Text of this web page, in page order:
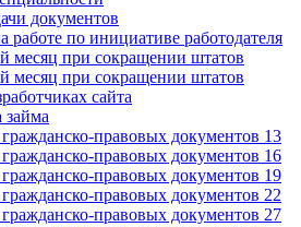
документов
работе по инициативе работодателя
месяц при сокращении штатов
месяц при сокращении штатов
сайта
займа
правовых документов 13
правовых документов 16
правовых документов 19
правовых документов 22
правовых документов 27